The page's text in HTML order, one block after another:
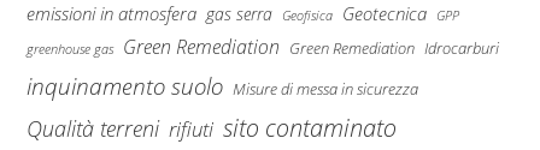
emissioni in atmosfera gas serra Geofisica Geotecnica GPP
greenhouse gas Green Remediation Green Remediation Idrocarburi
inquinamento suolo Misure di messa in sicurezza
Qualità terreni rifiuti sito contaminato